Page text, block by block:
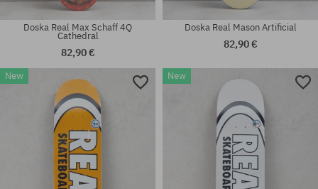
Dostupné veľkosti:
Dostupné veľkosti:
Doska Real Max Schaff 4Q
Cathedral
82,90 €
Doska Real Mason Artificial
82,90 €
New New